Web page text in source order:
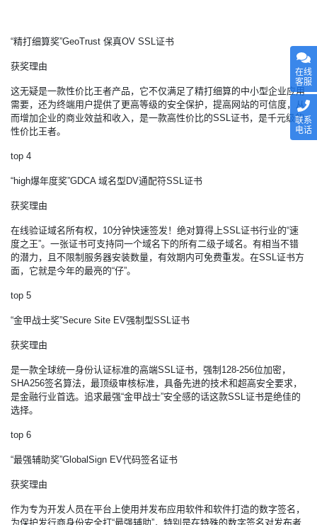
“精打细算奖”GeoTrust 保真OV SSL证书
获奖理由
这无疑是一款性价比王者产品，它不仅满足了精打细算的中小型企业应用
需要，还为终端用户提供了更高等级的安全保护，提高网站的可信度，从
而增加企业的商业效益和收入，是一款高性价比的SSL证书，是千元级的
性价比王者。
top 4
“high爆年度奖”GDCA 域名型DV通配符SSL证书
获奖理由
在线验证域名所有权，10分钟快速签发！绝对算得上SSL证书行业的“速
度之王”。一张证书可支持同一个域名下的所有二级子域名。有相当不错
的潜力，且不限制服务器安装数量，有效期内可免费重发。在SSL证书方
面，它就是今年的最亮的“仔”。
top 5
“金甲战士奖”Secure Site EV强制型SSL证书
获奖理由
是一款全球统一身份认证标准的高端SSL证书，强制128-256位加密，
SHA256签名算法，最顶级审核标准，具备先进的技术和超高安全要求，
是金融行业首选。追求最强“金甲战士”安全感的话这款SSL证书是绝佳的
选择。
top 6
“最强辅助奖”GlobalSign EV代码签名证书
获奖理由
作为专为开发人员在平台上使用并发布应用软件和软件打造的数字签名，
为保护发行商身份安全打“最强辅助”，特别是在特殊的数字签名对发布者
在线
客服
联系
电话